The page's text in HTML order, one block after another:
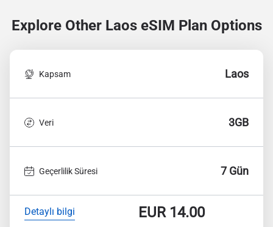
Explore Other Laos eSIM Plan Options
Kapsam Laos
Veri 3GB
Geçerlilik Süresi 7 Gün
Detaylı bilgi EUR14.00